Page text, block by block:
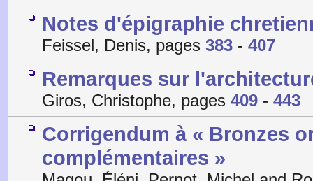
Notes d'épigraphie
Feissel, Denis, pages 383 - 407
Remarques sur
Giros, Christophe, pages 409 - 443
Corrigendum à « Bronzes
complémentaires »